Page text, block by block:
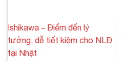
Ishikawa – Điểm đến lý
tưởng, dễ tiết kiệm cho NLĐ
tại Nhật